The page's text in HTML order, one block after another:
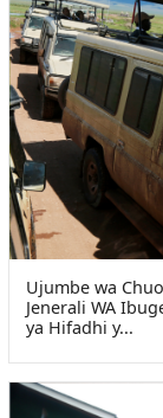
Ujumbe wa
Jenerali WA
ya Hifadhi y...